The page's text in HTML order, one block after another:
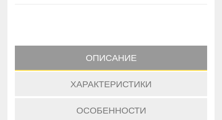
ОПИСАНИЕ
ХАРАКТЕРИСТИКИ
ОСОБЕННОСТИ